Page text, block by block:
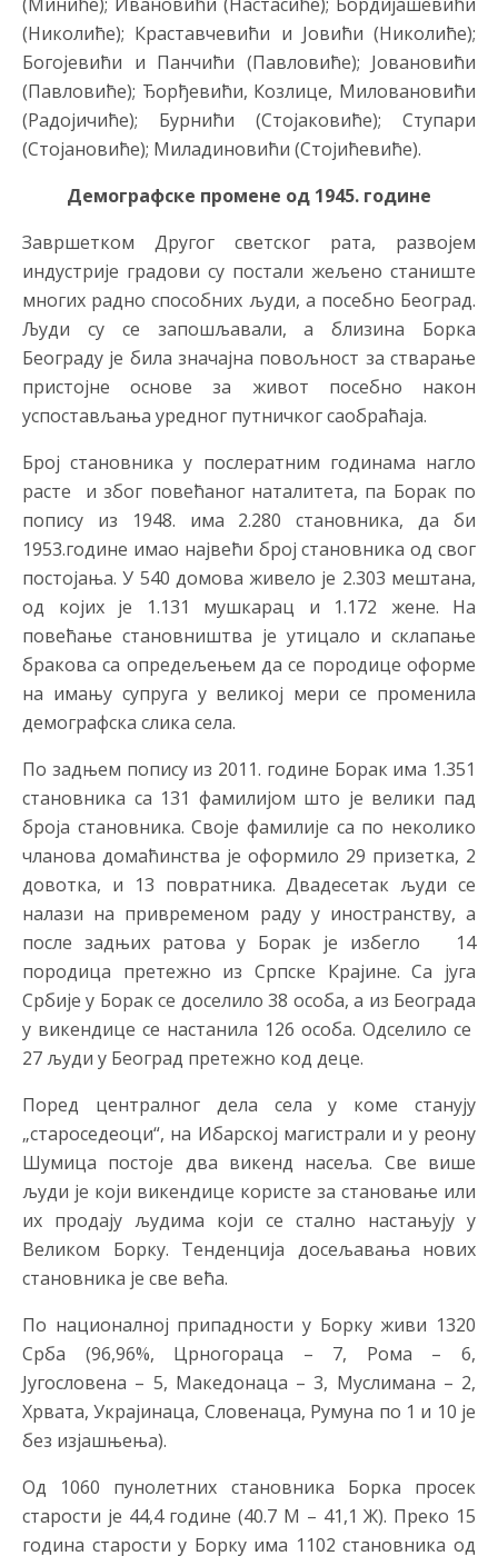
(Николиће); Краставчевићи и Јовићи (Николиће);
Богојевићи и Панчићи (Павловиће); Јовановићи
(Павловиће); Ђорђевићи, Козлице, Миловановићи
(Радојичиће); Бурнићи (Стојаковиће); Ступари
(Стојановиће); Миладиновићи (Стојићевиће).
Демографске промене од 1945. године
Завршетком Другог светског рата, развојем
индустрије градови су постали жељено станиште
многих радно способних људи, а посебно Београд.
Људи су се запошљавали, а близина Борка
Београду је била значајна повољност за стварање
пристојне основе за живот посебно након
успостављања уредног путничког саобраћаја.
Број становника у послератним годинама нагло
расте и због повећаног наталитета, па Борак по
попису из 1948. има 2.280 становника, да би
1953.године имао највећи број становника од свог
постојања. У 540 домова живело је 2.303 мештана,
од којих је 1.131 мушкарац и 1.172 жене. На
повећање становништва је утицало и склапање
бракова са опредељењем да се породице оформе
на имању супруга у великој мери се променила
демографска слика села.
По задњем попису из 2011. године Борак има 1.351
становника са 131 фамилијом што је велики пад
броја становника. Своје фамилије са по неколико
чланова домаћинства је оформило 29 призетка, 2
довотка, и 13 повратника. Двадесетак људи се
налази на привременом раду у иностранству, а
после задњих ратова у Борак је избегло 14
породица претежно из Српске Крајине. Са југа
Србије у Борак се доселило 38 особа, а из Београда
у викендице се настанила 126 особа. Одселило се
27 људи у Београд претежно код деце.
Поред централног дела села у коме станују
„староседеоци“, на Ибарској магистрали и у реону
Шумица постоје два викенд насеља. Све више
људи је који викендице користе за становање или
их продају људима који се стално настањују у
Великом Борку. Тенденција досељавања нових
становника је све већа.
По националној припадности у Борку живи 1320
Срба (96,96%, Црногораца – 7, Рома – 6,
Југословена – 5, Македонаца – 3, Муслимана – 2,
Хрвата, Украјинаца, Словенаца, Румуна по 1 и 10 је
без изјашњења).
Од 1060 пунолетних становника Борка просек
старости је 44,4 године (40.7 М – 41,1 Ж). Преко 15
година старости у Борку има 1102 становника од